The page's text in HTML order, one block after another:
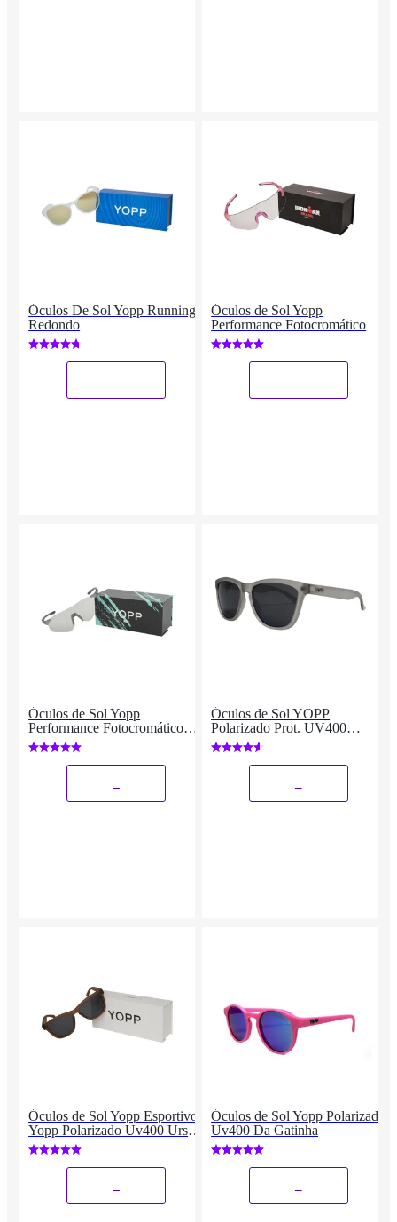
Óculos De Sol Yopp Running
Redondo
Óculos de Sol Yopp
Performance Fotocromático
Óculos de Sol Yopp
Performance Fotocromático
Uv400 Mask K2
Óculos de Sol YOPP
Polarizado Prot. UV400
"LOIRA GELADA"
Óculos de Sol Yopp Esportivo
Yopp Polarizado Uv400 Urso
Doido
Óculos de Sol Yopp Polarizado
Uv400 Da Gatinha